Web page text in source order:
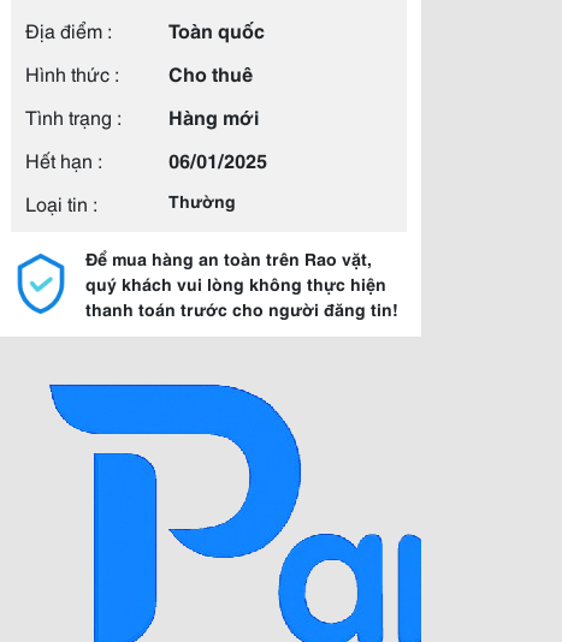
Địa điểm :
Toàn quốc
Hình thức :
Cho thuê
Tình trạng :
Hàng mới
Hết hạn :
06/01/2025
Loại tin :
Thường
Để mua hàng an toàn trên Rao vặt,
quý khách vui lòng không thực hiện
thanh toán trước cho người đăng tin!